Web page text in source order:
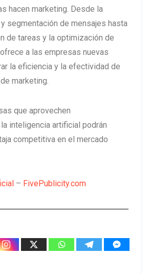
hacen marketing. Desde la
segmentación de mensajes hasta
de tareas y la optimización de
a las empresas nuevas
la eficiencia y la efectividad de
marketing.
que aprovechen
inteligencia artificial podrán
competitiva en el mercado
– FivePublicity.com